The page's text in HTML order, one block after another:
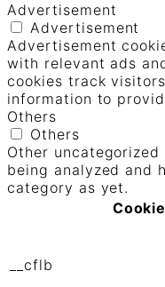
Advertisement
Advertisement
Advertisement
with relevant ads
cookies track
information to
Others
Others
Other
being analyzed and
category as yet.
Cookie
__cflb